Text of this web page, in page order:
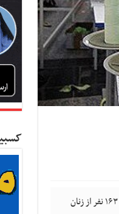
کسب و کار نیوز- مدیر عامل صندوق ضمانت سرمایه‌گذاری تعاون از صدور ضمانت نامه برای ۱۶۳ نفر از زنان